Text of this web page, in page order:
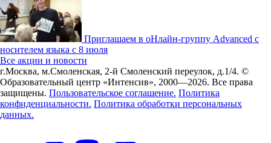
Приглашаем в оНлайн-группу Advanced с
носителем языка с 8 июля
Все акции и новости
г.Москва, м.Смоленская, 2-й Смоленский переулок, д.1/4. ©
Образовательный центр «Интенсив», 2000—2026. Все права
защищены. Пользовательское соглашение. Политика
конфиденциальности. Политика обработки персональных
данных.